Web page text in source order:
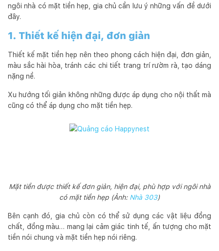
ngôi nhà có mặt tiền hẹp, gia chủ cần lưu ý những vấn đề dưới
đây.
1. Thiết kế hiện đại, đơn giản
Thiết kế mặt tiền hẹp nên theo phong cách hiện đại, đơn giản,
màu sắc hài hòa, tránh các chi tiết trang trí rườm rà, tạo dáng
nặng nề.
Xu hướng tối giản không những được áp dụng cho nội thất mà
cũng có thể áp dụng cho mặt tiền hẹp.
Mặt tiền được thiết kế đơn giản, hiện đại, phù hợp với ngôi nhà
có mặt tiền hẹp (Ảnh: Nhà 303)
Bên cạnh đó, gia chủ còn có thể sử dụng các vật liệu đồng
chất, đồng màu… mang lại cảm giác tinh tế, ấn tượng cho mặt
tiền nói chung và mặt tiền hẹp nói riêng.